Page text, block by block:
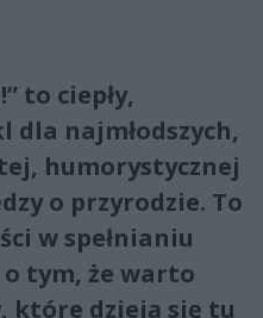
to ciepły,
dla najmłodszych,
humorystycznej
o przyrodzie. To
w spełnianiu
tym, że warto
które dzieją się tu